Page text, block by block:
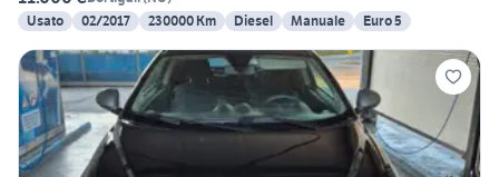
Usato
02/2017 230000 Km Diesel Manuale Euro 5